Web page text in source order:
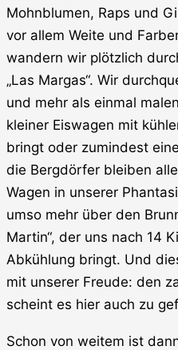
Mohnblumen, Raps und
vor allem Weite und
wandern wir plötzlich
„Las Margas“. Wir
und mehr als einmal
kleiner Eiswagen mit
bringt oder zumindest
die Bergdörfer bleiben
Wagen in unserer
umso mehr über den
Martin“, der uns nach 14
Abkühlung bringt. Und
mit unserer Freude: den
scheint es hier auch zu
Schon von weitem ist